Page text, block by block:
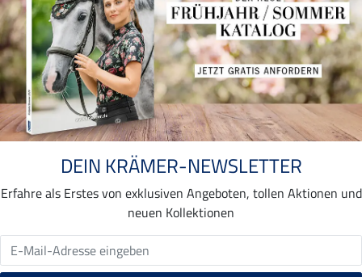
DEIN KRÄMER-NEWSLETTER
Erfahre als Erstes von exklusiven Angeboten, tollen Aktionen und
neuen Kollektionen